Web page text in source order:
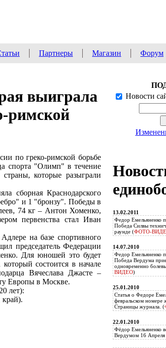
Партнеры Магазин Форум
выиграла
римской
по греко-римской борьбе
спорта "Олимп" в течение
которые разыграли
сборная Краснодарского
и 1 "бронзу". Победы в
74 кг – Антон Хоменко,
первенства стал Иван
на базе спортивного
председатель Федерации
Для юношей это будет
состоится в начале
Вячеслава Джасте –
Европы в Москве.
лет):
Новости
13.02.2011
Федор Емельяненко
Победа Силвы
раунде (ФОТО-
14.07.2010
Федор Емельяненко
Победа Вердума
одновременно
ВИДЕО)
25.01.2010
Статья о Федоре
февральском номере
Страницы журнала. (
22.01.2010
Фёдор Емельяненко
Вердумом 16 Апреля